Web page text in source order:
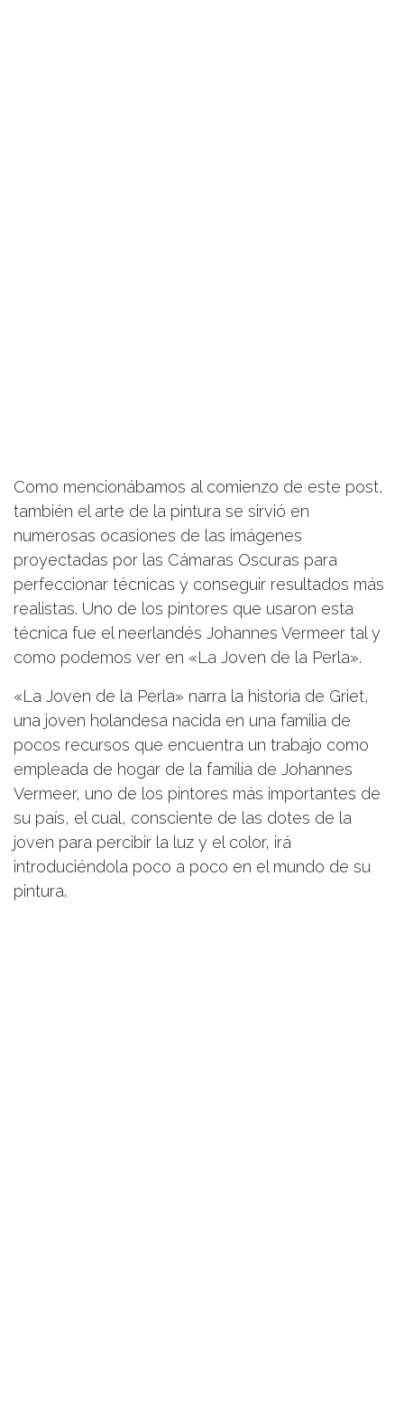
Como mencionábamos al comienzo de este post,
también el arte de la pintura se sirvió en
numerosas ocasiones de las imágenes
proyectadas por las Cámaras Oscuras para
perfeccionar técnicas y conseguir resultados más
realistas. Uno de los pintores que usaron esta
técnica fue el neerlandés Johannes Vermeer tal y
como podemos ver en «La Joven de la Perla».
«La Joven de la Perla» narra la historia de Griet,
una joven holandesa nacida en una familia de
pocos recursos que encuentra un trabajo como
empleada de hogar de la familia de Johannes
Vermeer, uno de los pintores más importantes de
su país, el cual, consciente de las dotes de la
joven para percibir la luz y el color, irá
introduciéndola poco a poco en el mundo de su
pintura.